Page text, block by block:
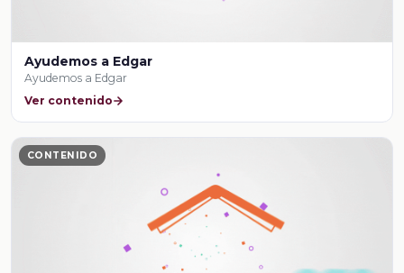
Ayudemos a Edgar
Ayudemos a Edgar
Ver contenido
CONTENIDO